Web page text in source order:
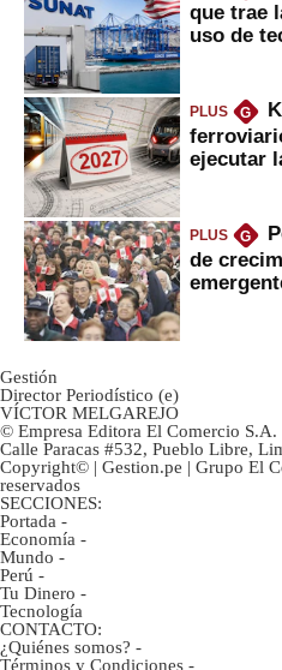
que trae
uso de
PLUS G
ejecutar
PLUS G
de
Gestión
Director Periodístico (e)
VÍCTOR MELGAREJO
© Empresa Editora El Comercio S.A.
Calle Paracas #532, Pueblo Libre,
Copyright© | Gestion.pe | Grupo El
reservados
SECCIONES:
Portada -
Economía -
Mundo -
Perú -
Tu Dinero -
Tecnología
CONTACTO:
¿Quiénes somos? -
Términos y Condiciones -